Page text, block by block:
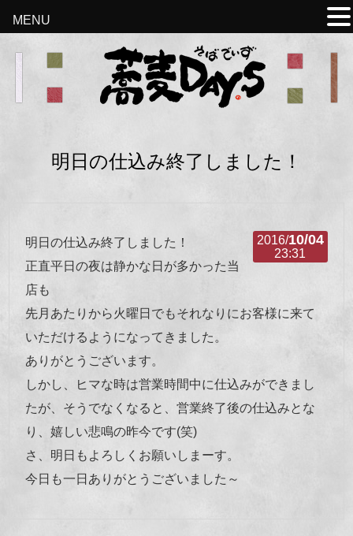
明日の仕込み終了しました！
2016/10/04
23:31
明日の仕込み終了しました！
正直平日の夜は静かな日が多かった当
店も
先月あたりから火曜日でもそれなりにお客様に来て
いただけるようになってきました。
ありがとうございます。
しかし、ヒマな時は営業時間中に仕込みができまし
たが、そうでなくなると、営業終了後の仕込みとな
り、嬉しい悲鳴の昨今です(笑)
さ、明日もよろしくお願いしまーす。
今日も一日ありがとうございました～
MENU